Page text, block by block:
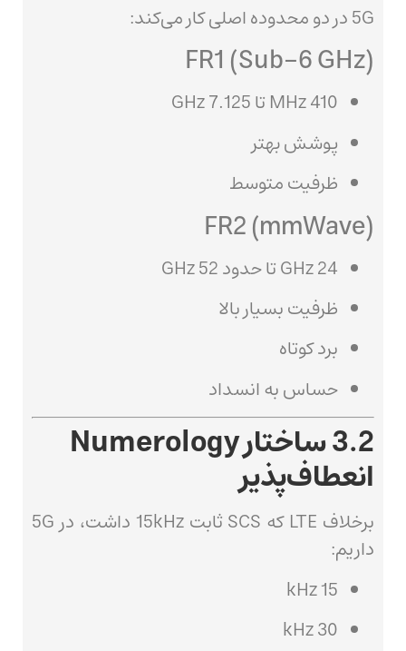
5G در دو محدوده اصلی کار می‌کند:
FR1 (Sub-6 GHz)
410 MHz تا 7.125 GHz
پوشش بهتر
ظرفیت متوسط
FR2 (mmWave)
24 GHz تا حدود 52 GHz
ظرفیت بسیار بالا
برد کوتاه
حساس به انسداد
3.2 ساختار Numerology
انعطاف‌پذیر
برخلاف LTE که SCS ثابت 15kHz داشت، در 5G
داریم:
15 kHz
30 kHz